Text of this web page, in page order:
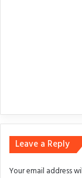
Leave a Reply
Your email address